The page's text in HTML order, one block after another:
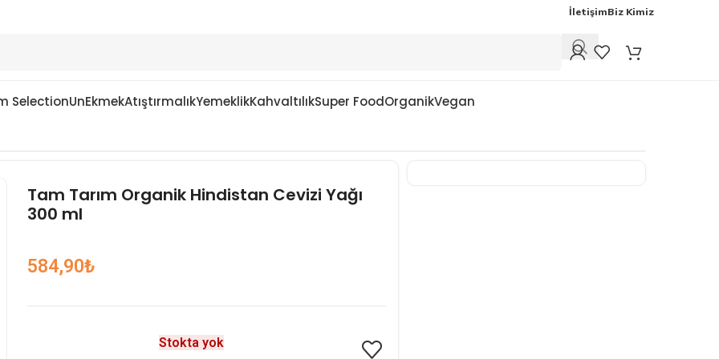
İletişimBiz Kimiz
SelectionUnEkmekAtıştırmalıkYemeklikKahvaltılıkSuper FoodOrganikVegan
Tam Tarım Organik Hindistan Cevizi Yağı
300 ml
584,90₺
Stokta yok